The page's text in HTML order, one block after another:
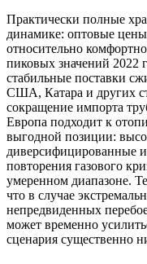
Практически полные
динамике: оптовые
относительно
пиковых значений
стабильные поставки
США, Катара и других
сокращение импорта
Европа подходит к
выгодной позиции:
диверсифицированные
повторения газового
умеренном диапазоне.
что в случае
непредвиденных
может временно
сценария существенно